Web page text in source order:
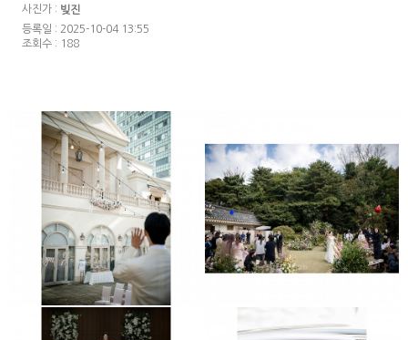
사진가 : 빚진
등록일 : 2025-10-04 13:55
조회수 : 188
더 라움 근화원